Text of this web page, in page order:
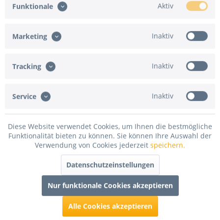
Express-Versand
Merken Bewerten
Artikel-Nr.: MTFILZ20050F.0915
300g/qm, flammenhemmend ausgerüstet DIN 4102 B1, ca.
2mm Polhöhe Dieser...mehr
Funktionale Aktiv
Marketing Inaktiv
Tracking Inaktiv
Service Inaktiv
Diese Website verwendet Cookies, um Ihnen die bestmögliche
Funktionalität bieten zu können. Sie können Ihre Auswahl der
Verwendung von Cookies jederzeit speichern.
Datenschutzeinstellungen
Nur funktionale Cookies akzeptieren
Alle Cookies akzeptieren